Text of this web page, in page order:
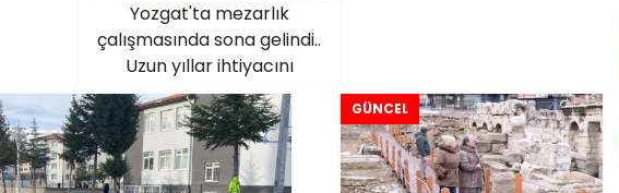
Yozgat'ta mezarlık
çalışmasında sona gelindi..
Uzun yıllar ihtiyacını
karşılayacak!
GÜNCEL